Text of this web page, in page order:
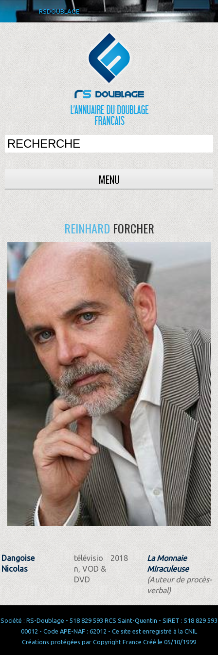
RSDOUBLAGE
MENU
REINHARDFORCHER
Dangoise
Nicolas
télévisio
n, VOD &
DVD
2018
La Monnaie
Miraculeuse
(Auteur de procès-
verbal)
Société : RS-Doublage - 518 829 593 RCS Saint-Quentin - SIRET : 518 829 593
00012 - Code APE-NAF : 62012 - Ce site est enregistré à la CNIL
Créations protégées par Copyright France Créé le 05/10/1999